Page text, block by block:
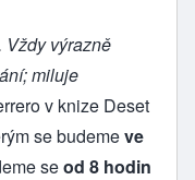
Vždy výrazně
miluje
v knize Deset
se budemeve
seod 8 hodin